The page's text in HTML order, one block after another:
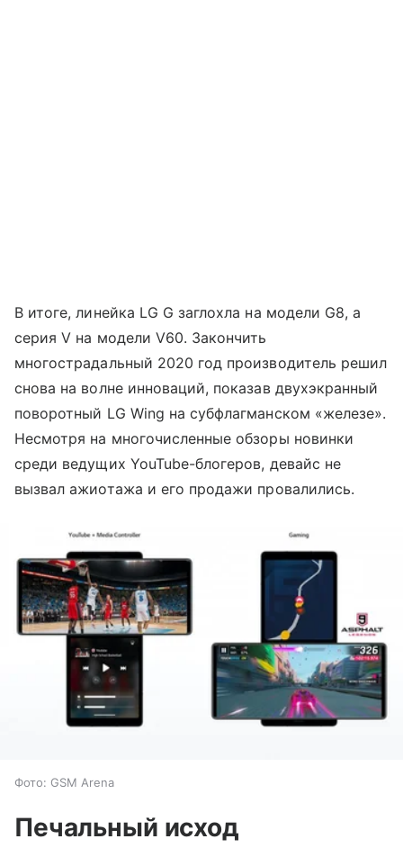
В итоге, линейка LG G заглохла на модели G8, а
серия V на модели V60. Закончить
многострадальный 2020 год производитель решил
снова на волне инноваций, показав двухэкранный
поворотный LG Wing на субфлагманском «железе».
Несмотря на многочисленные обзоры новинки
среди ведущих YouTube-блогеров, девайс не
вызвал ажиотажа и его продажи провалились.
Фото: GSM Arena
Печальный исход